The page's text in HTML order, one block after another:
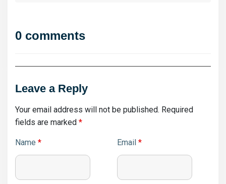
0 comments
Leave a Reply
Your email address will not be published. Required
fields are marked *
Name * Email *